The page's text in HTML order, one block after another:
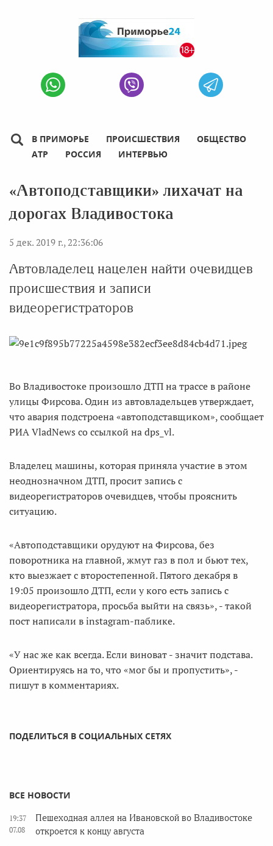
В ПРИМОРЬЕ ПРОИСШЕСТВИЯ
ОБЩЕСТВО
АТР
РОССИЯ ИНТЕРВЬЮ
«Автоподставщики» лихачат на
дорогах Владивостока
5 дек. 2019 г., 22:36:06
Автовладелец нацелен найти очевидцев
происшествия и записи
видеорегистраторов
Во Владивостоке произошло ДТП на трассе в районе
улицы Фирсова. Один из автовладельцев утверждает,
что авария подстроена «автоподставщиком», сообщает
РИА VladNews со ссылкой на dps_vl.
Владелец машины, которая приняла участие в этом
неоднозначном ДТП, просит запись с
видеорегистраторов очевидцев, чтобы прояснить
ситуацию.
«Автоподставщики орудуют на Фирсова, без
поворотника на главной, жмут газ в пол и бьют тех,
кто выезжает с второстепенной. Пятого декабря в
19:05 произошло ДТП, если у кого есть запись с
видеорегистратора, просьба выйти на связь», - такой
пост написали в instagram-паблике.
«У нас же как всегда. Если виноват - значит подстава.
Ориентируясь на то, что «мог бы и пропустить», -
пишут в комментариях.
ПОДЕЛИТЬСЯ В СОЦИАЛЬНЫХ СЕТЯХ
ВСЕ НОВОСТИ
19:37
07.08
Пешеходная аллея на Ивановской во Владивостоке
откроется к концу августа